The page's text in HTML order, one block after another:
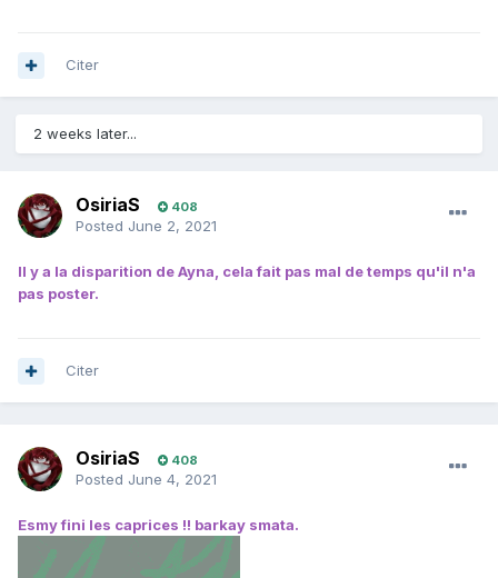
Citer
2 weeks later...
OsiriaS 408
Posted June 2, 2021
Il y a la disparition de Ayna, cela fait pas mal de temps qu'il n'a
pas poster.
Citer
OsiriaS 408
Posted June 4, 2021
Esmy fini les caprices !! barkay smata.